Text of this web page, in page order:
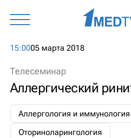
15:0005 марта 2018
Телесеминар
Аллергический
Аллергология и иммунология
Оториноларингология